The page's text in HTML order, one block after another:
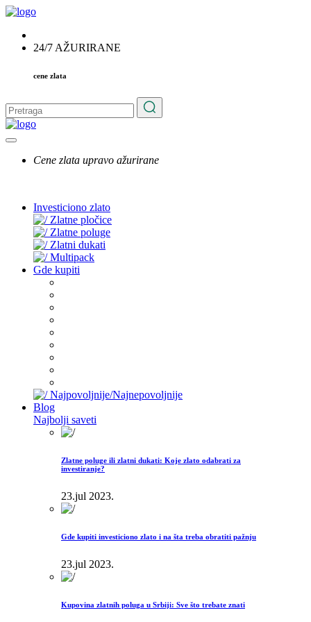
24/7 AŽURIRANE
cene zlata
Cene zlata upravo ažurirane
Investiciono zlato
Zlatne pločice
Zlatne poluge
Zlatni dukati
Multipack
Gde kupiti
Najpovoljnije/Najnepovoljnije
Blog
Najbolji saveti
Zlatne poluge ili zlatni dukati: Koje zlato odabrati za
investiranje?
23.jul 2023.
Gde kupiti investiciono zlato i na šta treba obratiti pažnju
23.jul 2023.
Kupovina zlatnih poluga u Srbiji: Sve što trebate znati